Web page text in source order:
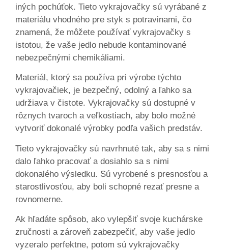
iných pochúťok. Tieto vykrajovačky sú vyrábané z
materiálu vhodného pre styk s potravinami, čo
znamená, že môžete používať vykrajovačky s
istotou, že vaše jedlo nebude kontaminované
nebezpečnými chemikáliami.
Materiál, ktorý sa používa pri výrobe týchto
vykrajovačiek, je bezpečný, odolný a ľahko sa
udržiava v čistote. Vykrajovačky sú dostupné v
rôznych tvaroch a veľkostiach, aby bolo možné
vytvoriť dokonalé výrobky podľa vašich predstáv.
Tieto vykrajovačky sú navrhnuté tak, aby sa s nimi
dalo ľahko pracovať a dosiahlo sa s nimi
dokonalého výsledku. Sú vyrobené s presnosťou a
starostlivosťou, aby boli schopné rezať presne a
rovnomerne.
Ak hľadáte spôsob, ako vylepšiť svoje kuchárske
zručnosti a zároveň zabezpečiť, aby vaše jedlo
vyzeralo perfektne, potom sú vykrajovačky